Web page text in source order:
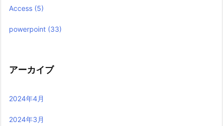
Access (5)
powerpoint (33)
アーカイブ
2024年4月
2024年3月